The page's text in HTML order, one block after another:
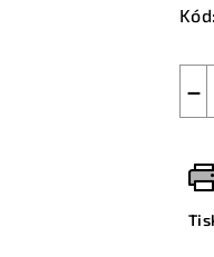
Kód:
−